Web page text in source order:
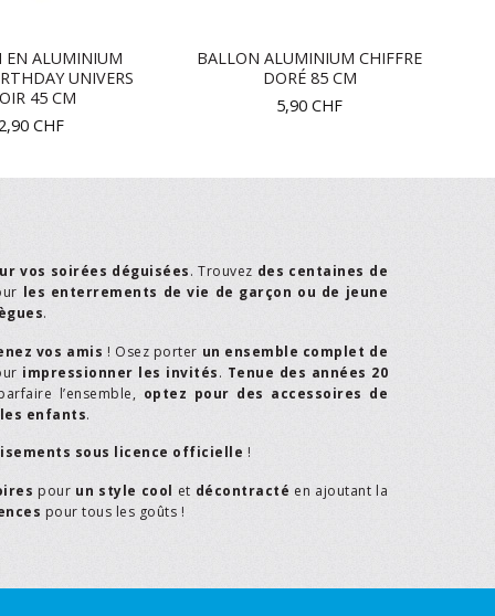
EN ALUMINIUM
UNIVERS
45 CM
CHF
BALLON ALUMINIUM CHIFFRE
DORÉ 85 CM
5,90 CHF
vos soirées déguisées. Trouvez des centaines de
les enterrements de vie de garçon ou de jeune
.
vos amis ! Osez porter un ensemble complet de
impressionner les invités. Tenue des années 20
l’ensemble, optez pour des accessoires de
les enfants.
sous licence officielle !
pour un style cool et décontracté en ajoutant la
pour tous les goûts !